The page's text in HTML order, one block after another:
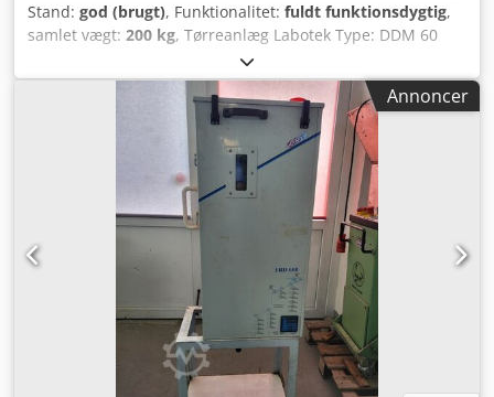
Stand: god (brugt), Funktionalitet: fuldt funktionsdygtig,
samlet vægt: 200 kg, Tørreanlæg Labotek Type: DDM 60
ALB Materialehåndteringsudstyr Labotek CON-EVATOR
Dcjdpfx Absvrubns Rjk Type: PGT 4/DDM Effekt: 0,5 kW
PRISREDUKTION FRA 1150 TIL 850 EUR!!!
Annoncer